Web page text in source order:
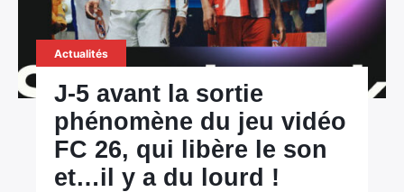
Actualités
J-5 avant la sortie
phénomène du jeu vidéo
FC 26, qui libère le son
et…il y a du lourd !